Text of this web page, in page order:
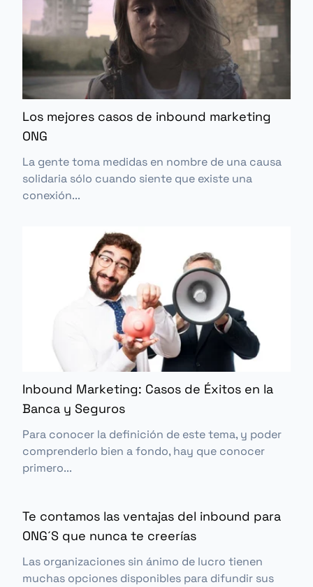
Los mejores casos de inbound marketing
ONG
La gente toma medidas en nombre de una causa
solidaria sólo cuando siente que existe una
conexión...
Inbound Marketing: Casos de Éxitos en la
Banca y Seguros
Para conocer la definición de este tema, y poder
comprenderlo bien a fondo, hay que conocer
primero...
Te contamos las ventajas del inbound para
ONG´S que nunca te creerías
Las organizaciones sin ánimo de lucro tienen
muchas opciones disponibles para difundir sus